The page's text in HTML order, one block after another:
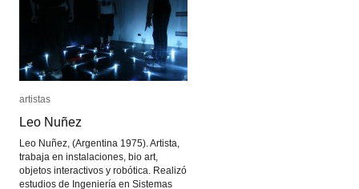
artistas
Leo Nuñez
Leo Nuñez, (Argentina 1975). Artista,
trabaja en instalaciones, bio art,
objetos interactivos y robótica. Realizó
estudios de Ingeniería en Sistemas
artistas
Leo Nuñez